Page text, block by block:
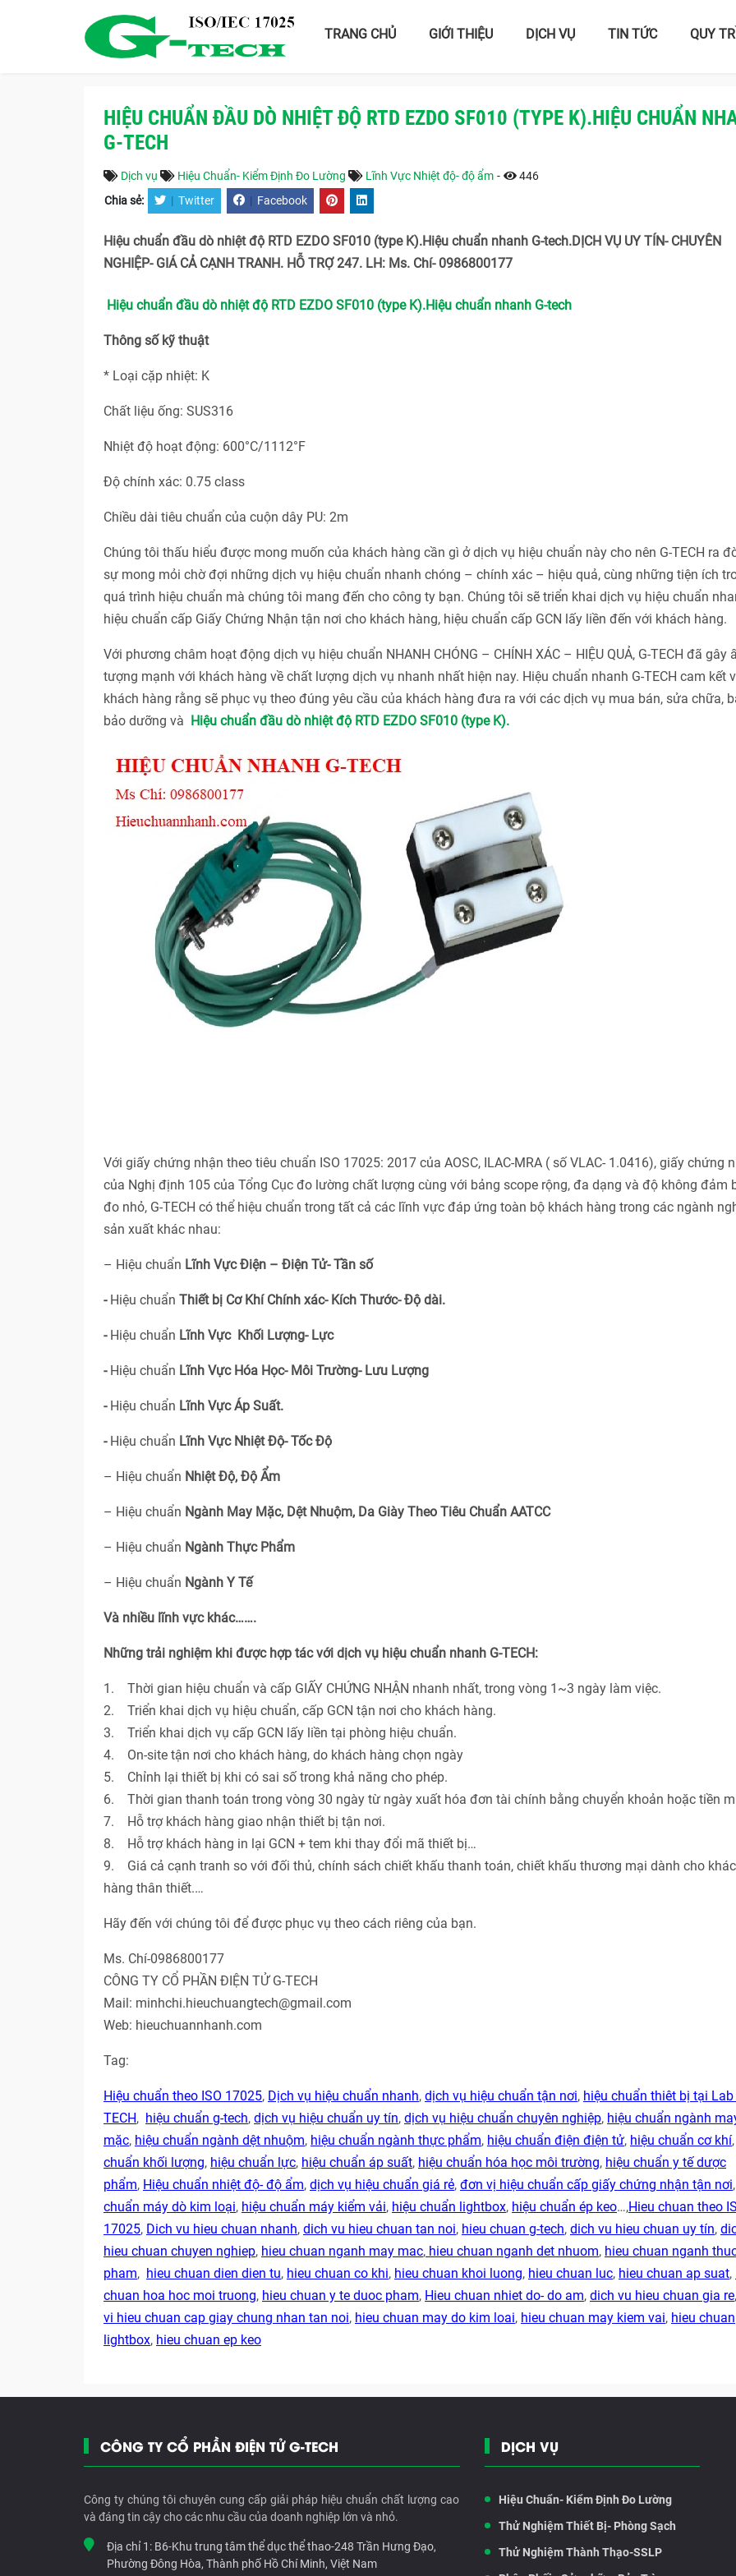
TRANG CHỦ GIỚI THIỆU DỊCH VỤ TIN TỨC QUY
HIỆU CHUẨN ĐẦU DÒ NHIỆT ĐỘ RTD EZDO SF010 (TYPE K).HIỆU CHUẨN
G-TECH
Dịch vụ Hiệu Chuẩn- Kiểm Định Đo Lường Lĩnh Vực Nhiệt độ- độ ẩm - 446
Chia sẻ: | Twitter | Facebook
Hiệu chuẩn đầu dò nhiệt độ RTD EZDO SF010 (type K).Hiệu chuẩn nhanh G-tech.DỊCH VỤ UY TÍN- CHUYÊN
NGHIỆP- GIÁ CẢ CẠNH TRANH. HỖ TRỢ 247. LH: Ms. Chí- 0986800177
Hiệu chuẩn đầu dò nhiệt độ RTD EZDO SF010 (type K).Hiệu chuẩn nhanh G-tech
Thông số kỹ thuật
* Loại cặp nhiệt: K
Chất liệu ống: SUS316
Nhiệt độ hoạt động: 600°C/1112°F
Độ chính xác: 0.75 class
Chiều dài tiêu chuẩn của cuộn dây PU: 2m
Chúng tôi thấu hiểu được mong muốn của khách hàng cần gì ở dịch vụ hiệu chuẩn này cho nên G-TECH ra
sự mong mỏi chờ đợi những dịch vụ hiệu chuẩn nhanh chóng – chính xác – hiệu quả, cùng những tiện ích
quá trình hiệu chuẩn mà chúng tôi mang đến cho công ty bạn. Chúng tôi sẽ triển khai dịch vụ hiệu chuẩn
hiệu chuẩn cấp Giấy Chứng Nhận tận nơi cho khách hàng, hiệu chuẩn cấp GCN lấy liền đến với khách hàng.
Với phương châm hoạt động dịch vụ hiệu chuẩn NHANH CHÓNG – CHÍNH XÁC – HIỆU QUẢ, G-TECH đã gây
tượng mạnh với khách hàng về chất lượng dịch vụ nhanh nhất hiện nay. Hiệu chuẩn nhanh G-TECH cam kết
khách hàng rằng sẽ phục vụ theo đúng yêu cầu của khách hàng đưa ra với các dịch vụ mua bán, sửa chữa,
bảo dưỡng và Hiệu chuẩn đầu dò nhiệt độ RTD EZDO SF010 (type K).
Với giấy chứng nhận theo tiêu chuẩn ISO 17025: 2017 của AOSC, ILAC-MRA ( số VLAC- 1.0416), giấy chứng
của Nghị định 105 của Tổng Cục đo lường chất lượng cùng với bảng scope rộng, đa dạng và độ không đảm
đo nhỏ, G-TECH có thể hiệu chuẩn trong tất cả các lĩnh vực đáp ứng toàn bộ khách hàng trong các ngành
sản xuất khác nhau:
– Hiệu chuẩn Lĩnh Vực Điện – Điện Tử- Tần số
- Hiệu chuẩn Thiết bị Cơ Khí Chính xác- Kích Thước- Độ dài.
- Hiệu chuẩn Lĩnh Vực Khối Lượng- Lực
- Hiệu chuẩn Lĩnh Vực Hóa Học- Môi Trường- Lưu Lượng
- Hiệu chuẩn Lĩnh Vực Áp Suất.
-Hiệu chuẩn Lĩnh Vực Nhiệt Độ- Tốc Độ
– Hiệu chuẩn Nhiệt Độ, Độ Ẩm
– Hiệu chuẩn Ngành May Mặc, Dệt Nhuộm, Da Giày Theo Tiêu Chuẩn AATCC
– Hiệu chuẩn Ngành Thực Phẩm
– Hiệu chuẩn Ngành Y Tế
Và nhiều lĩnh vực khác…….
Những trải nghiệm khi được hợp tác với dịch vụ hiệu chuẩn nhanh G-TECH:
1. Thời gian hiệu chuẩn và cấp GIẤY CHỨNG NHẬN nhanh nhất, trong vòng 1~3 ngày làm việc.
2. Triển khai dịch vụ hiệu chuẩn, cấp GCN tận nơi cho khách hàng.
3. Triển khai dịch vụ cấp GCN lấy liền tại phòng hiệu chuẩn.
4. On-site tận nơi cho khách hàng, do khách hàng chọn ngày
5. Chỉnh lại thiết bị khi có sai số trong khả năng cho phép.
6. Thời gian thanh toán trong vòng 30 ngày từ ngày xuất hóa đơn tài chính bằng chuyển khoản hoặc tiền
7. Hỗ trợ khách hàng giao nhận thiết bị tận nơi.
8. Hỗ trợ khách hàng in lại GCN + tem khi thay đổi mã thiết bị…
9. Giá cả cạnh tranh so với đối thủ, chính sách chiết khấu thanh toán, chiết khấu thương mại dành cho
hàng thân thiết.…
Hãy đến với chúng tôi để được phục vụ theo cách riêng của bạn.
Ms. Chí-0986800177
CÔNG TY CỔ PHẦN ĐIỆN TỬ G-TECH
Mail: minhchi.hieuchuangtech@gmail.com
Web: hieuchuannhanh.com
Tag:
Hiệu chuẩn theo ISO 17025, Dịch vụ hiệu chuẩn nhanh, dịch vụ hiệu chuẩn tận nơi, hiệu chuẩn thiêt bị tại Lab
TECH, hiệu chuẩn g-tech, dịch vụ hiệu chuẩn uy tín, dịch vụ hiệu chuẩn chuyên nghiệp, hiệu chuẩn ngành
mặc, hiệu chuẩn ngành dệt nhuộm, hiệu chuẩn ngành thực phẩm, hiệu chuẩn điện điện tử, hiệu chuẩn cơ khí
chuẩn khối lượng, hiệu chuẩn lực, hiệu chuẩn áp suất, hiệu chuẩn hóa học môi trường, hiệu chuẩn y tế dược
phẩm, Hiệu chuẩn nhiệt độ- độ ẩm, dịch vụ hiệu chuẩn giá rẻ, đơn vị hiệu chuẩn cấp giấy chứng nhận tận nơi
chuẩn máy dò kim loại, hiệu chuẩn máy kiểm vải, hiệu chuẩn lightbox, hiệu chuẩn ép keo…,Hieu chuan theo
17025, Dich vu hieu chuan nhanh, dich vu hieu chuan tan noi, hieu chuan g-tech, dich vu hieu chuan uy tín,
hieu chuan chuyen nghiep, hieu chuan nganh may mac, hieu chuan nganh det nhuom, hieu chuan nganh
pham, hieu chuan dien dien tu, hieu chuan co khi, hieu chuan khoi luong, hieu chuan luc, hieu chuan ap suat,
chuan hoa hoc moi truong, hieu chuan y te duoc pham, Hieu chuan nhiet do- do am, dich vu hieu chuan gia re
vi hieu chuan cap giay chung nhan tan noi, hieu chuan may do kim loai, hieu chuan may kiem vai, hieu chuan
lightbox, hieu chuan ep keo
CÔNG TY CỔ PHẦN ĐIỆN TỬ G-TECH
Công ty chúng tôi chuyên cung cấp giải pháp hiệu chuẩn chất lượng cao
và đáng tin cậy cho các nhu cầu của doanh nghiệp lớn và nhỏ.
Địa chỉ 1: B6-Khu trung tâm thể dục thể thao-248 Trần Hưng Đạo,
Phường Đông Hòa, Thành phố Hồ Chí Minh, Việt Nam
DỊCH VỤ
Hiệu Chuẩn- Kiểm Định Đo Lường
Thử Nghiệm Thiết Bị- Phòng Sạch
Thử Nghiệm Thành Thạo-SSLP